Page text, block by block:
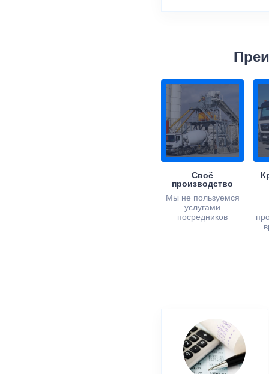
Своё
производство
Мы не пользуемся
услугами
посредников